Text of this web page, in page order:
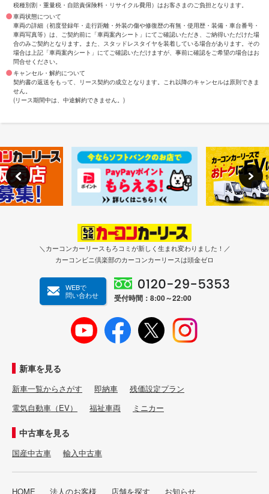
税種別割・重量税・自賠責保険料・リサイクル費用）はお客さまのご負担となります。
車両状態について
車両の詳細（初度登録年・走行距離・外装の傷や修復歴の有無・使用歴・装備・車台番号・
車両写真等）は、ご契約前に「車両案内シート」にてご確認いただき、ご納得いただけた場
合のみご契約となります。また、スタッドレスタイヤを装着している場合があります。その
場合は上記「車両案内シート」にてご確認いただけますが、事前に確認をご希望の場合はお
問合せください。
キャンセル・解約について
契約書の返送をもって、リース契約の成立となります。これ以降のキャンセルは原則できま
せん。
(リース期間中は、中途解約できません。)
＼カーコンカーリースもろコミが新しく生まれ変わりました！／
カーコンビニ倶楽部のカーコンカーリースは頭金ゼロ
WEBで
問い合わせ
受付時間：8:00～22:00
新車を見る
新車一覧からさがす 即納車
残価設定プラン
電気自動車（EV）
福祉車両 ミニカー
中古車を見る
国産中古車 輸入中古車
HOME 法人のお客様 店舗を探す お知らせ